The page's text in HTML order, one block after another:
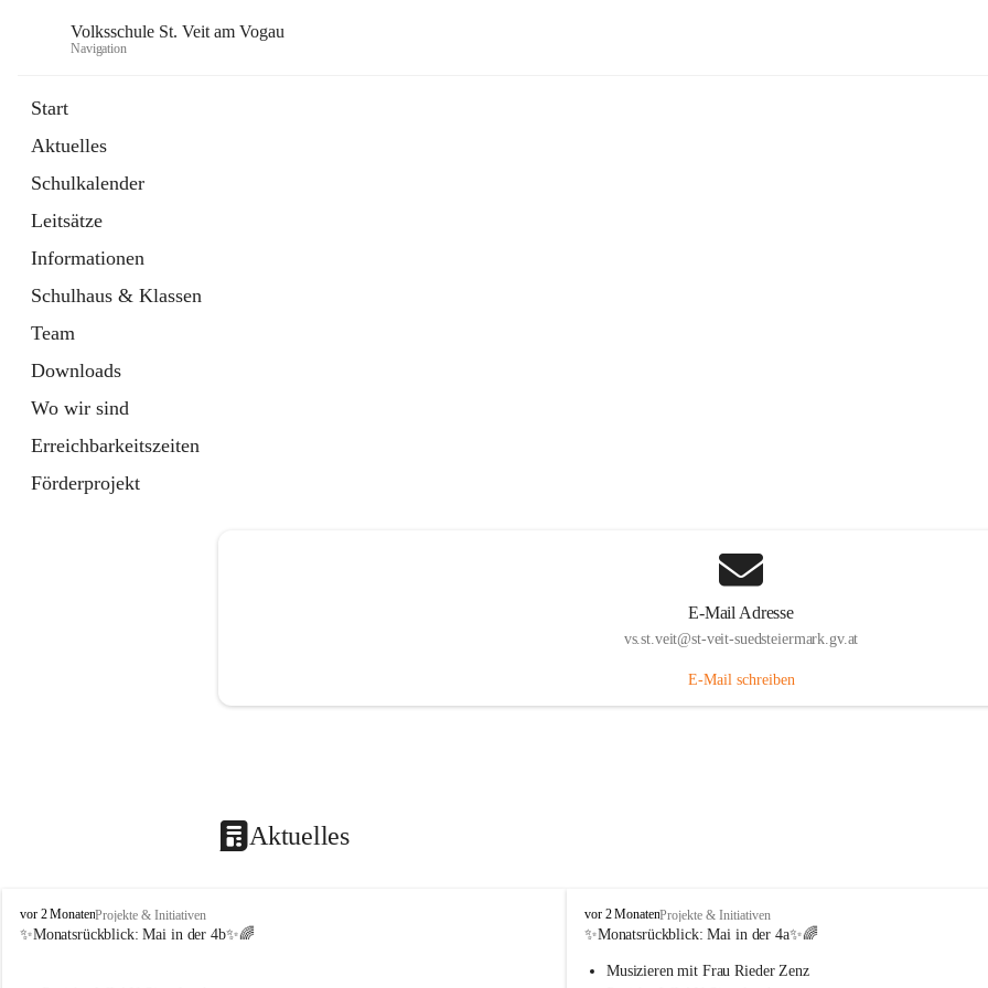
Volksschule St. Veit am Vogau
Navigation
Start
Aktuelles
Schulkalender
Leitsätze
Informationen
Schulhaus & Klassen
Team
Downloads
Wo wir sind
Erreichbarkeitszeiten
Förderprojekt
E-Mail Adresse
vs.st.veit@st-veit-suedsteiermark.gv.at
E-Mail schreiben
Aktuelles
V
o
vor 2 MonatenProjekte & Initiativen
✨Monatsrückblick: Mai in der 4b✨🌈
V
o
k
vor 2 MonatenProjekte & Initiativen
✨Monatsrückblick: Mai in der 4a✨🌈
Musizieren mit Frau Rieder Zenz